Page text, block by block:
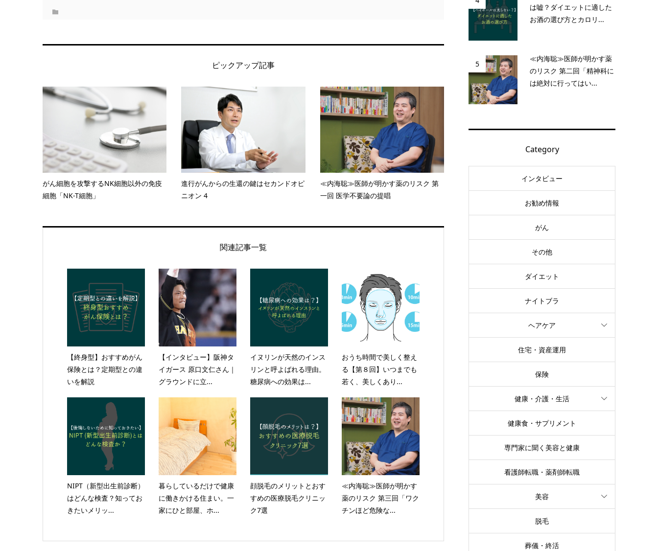
ピックアップ記事
がん細胞を攻撃するNK細胞以外の免疫
細胞「NK-T細胞」
進行がんからの生還の鍵はセカンドオピ
ニオン 4
≪内海聡≫医師が明かす薬のリスク 第
一回 医学不要論の提唱
関連記事一覧
【終身型】おすすめがん
保険とは？定期型との違
いを解説
【インタビュー】阪神タ
イガース 原口文仁さん｜
グラウンドに立...
イヌリンが天然のインス
リンと呼よばれる理由。
糖尿病への効果は...
おうち時間で美しく整え
る【第８回】いつまでも
若く、美しくあり...
NIPT（新型出生前診断）
はどんな検査？知ってお
きたいメリッ...
暮らしているだけで健康
に働きかける住まい。一
家にひと部屋、ホ...
顔脱毛のメリットとおす
すめの医療脱毛クリニッ
ク7選
≪内海聡≫医師が明かす
薬のリスク 第三回「ワク
チンほど危険な...
は嘘？ダイエットに適した
お酒の選び方とカロリ...
5
≪内海聡≫医師が明かす薬
のリスク 第二回「精神科に
は絶対に行ってはい...
Category
インタビュー
お勧め情報
がん
その他
ダイエット
ナイトブラ
ヘアケア
住宅・資産運用
保険
健康・介護・生活
健康食・サプリメント
専門家に聞く美容と健康
看護師転職・薬剤師転職
美容
脱毛
葬儀・終活